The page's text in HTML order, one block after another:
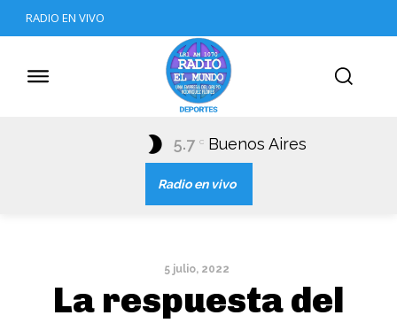
RADIO EN VIVO
5.7 C Buenos Aires
Radio en vivo
5 julio, 2022
La respuesta del